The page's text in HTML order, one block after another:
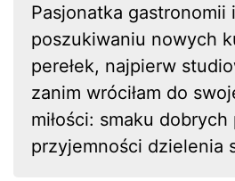
Pasjonatka gastronomii
poszukiwaniu nowych
perełek, najpierw
zanim wróciłam do
miłości: smaku
przyjemności dzielenia